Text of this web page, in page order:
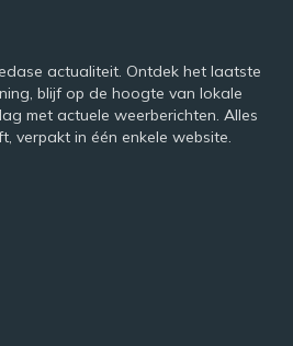
actualiteit. Ontdek het laatste
blijf op de hoogte van lokale
met actuele weerberichten. Alles
verpakt in één enkele website.